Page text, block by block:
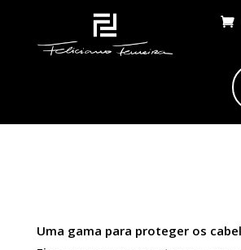
Uma gama para proteger os